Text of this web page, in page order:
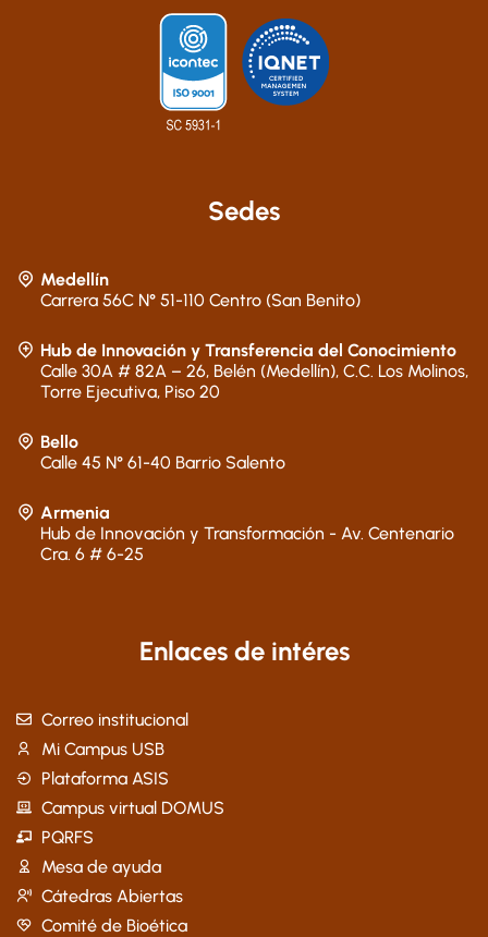
Sedes
Medellín
Carrera 56C N° 51-110 Centro (San Benito)
Hub de Innovación y Transferencia del Conocimiento
Calle 30A # 82A – 26, Belén (Medellín), C.C. Los Molinos,
Torre Ejecutiva, Piso 20
Bello
Calle 45 N° 61-40 Barrio Salento
Armenia
Hub de Innovación y Transformación - Av. Centenario
Cra. 6 # 6-25
Enlaces de intéres
Correo institucional
Mi Campus USB
Plataforma ASIS
Campus virtual DOMUS
PQRFS
Mesa de ayuda
Cátedras Abiertas
Comité de Bioética